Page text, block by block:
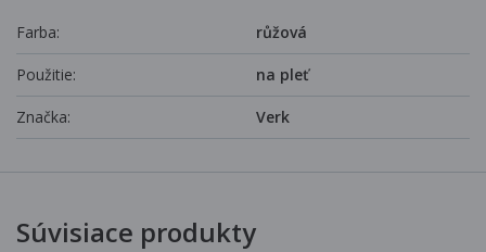
Farba: růžová
Použitie: na pleť
Značka: Verk
Súvisiace produkty